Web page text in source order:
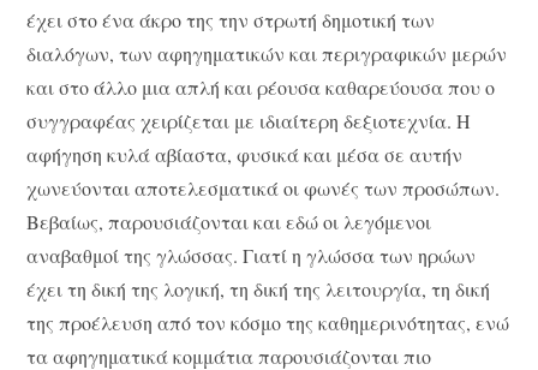
έχει στο ένα άκρο της την στρωτή δημοτική των
διαλόγων, των αφηγηματικών και περιγραφικών μερών
και στο άλλο μια απλή και ρέουσα καθαρεύουσα που ο
συγγραφέας χειρίζεται με ιδιαίτερη δεξιοτεχνία. Η
αφήγηση κυλά αβίαστα, φυσικά και μέσα σε αυτήν
χωνεύονται αποτελεσματικά οι φωνές των προσώπων.
Βεβαίως, παρουσιάζονται και εδώ οι λεγόμενοι
αναβαθμοί της γλώσσας. Γιατί η γλώσσα των ηρώων
έχει τη δική της λογική, τη δική της λειτουργία, τη δική
της προέλευση από τον κόσμο της καθημερινότητας, ενώ
τα αφηγηματικά κομμάτια παρουσιάζονται πιο